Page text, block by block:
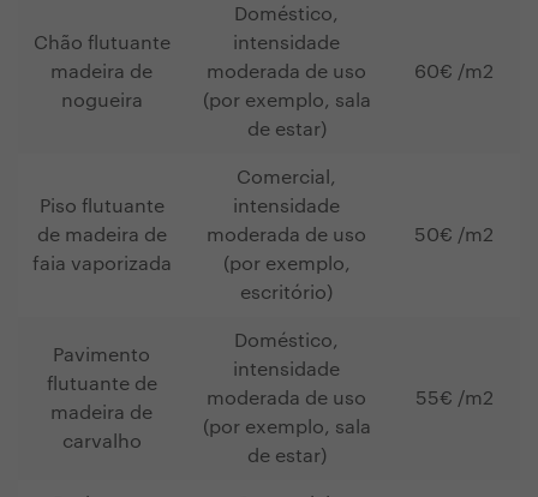
Chão flutuante
madeira de
nogueira
Doméstico,
intensidade
moderada de uso
(por exemplo, sala
de estar)
60€ /m2
Piso flutuante
de madeira de
faia vaporizada
Comercial,
intensidade
moderada de uso
(por exemplo,
escritório)
50€ /m2
Pavimento
flutuante de
madeira de
carvalho
Doméstico,
intensidade
moderada de uso
(por exemplo, sala
de estar)
55€ /m2